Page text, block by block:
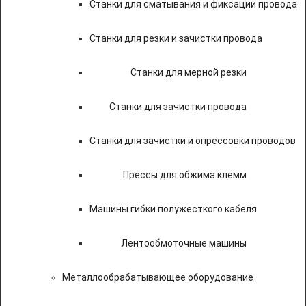
Станки для сматывания и фиксации провода
Станки для резки и зачистки провода
Станки для мерной резки
Станки для зачистки провода
Станки для зачистки и опрессовки проводов
Прессы для обжима клемм
Машины гибки полужесткого кабеля
Лентообмоточные машины
Металлообрабатывающее оборудование